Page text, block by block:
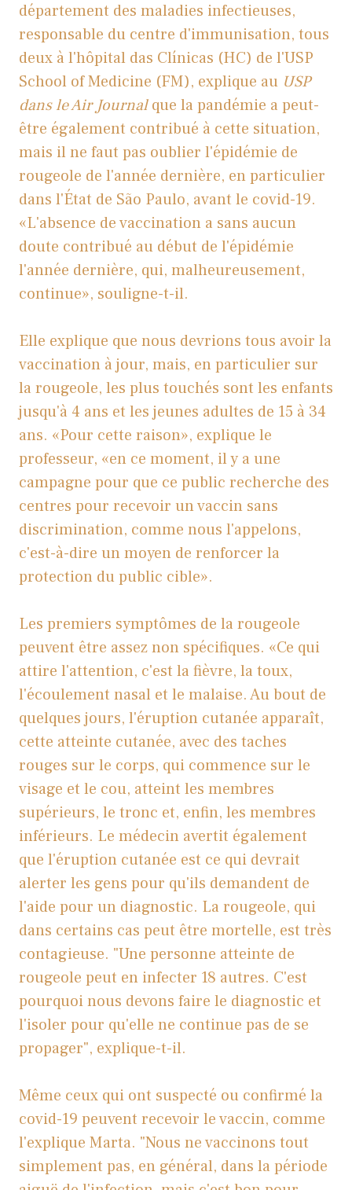
département des maladies infectieuses,
responsable du centre d'immunisation, tous
deux à l'hôpital das Clínicas (HC) de l'USP
School of Medicine (FM), explique au USP
dans le Air Journalque la pandémie a peut-
être également contribué à cette situation,
mais il ne faut pas oublier l'épidémie de
rougeole de l'année dernière, en particulier
dans l'État de São Paulo, avant le covid-19.
«L'absence de vaccination a sans aucun
doute contribué au début de l'épidémie
l'année dernière, qui, malheureusement,
continue», souligne-t-il.
Elle explique que nous devrions tous avoir la
vaccination à jour, mais, en particulier sur
la rougeole, les plus touchés sont les enfants
jusqu'à 4 ans et les jeunes adultes de 15 à 34
ans. «Pour cette raison», explique le
professeur, «en ce moment, il y a une
campagne pour que ce public recherche des
centres pour recevoir un vaccin sans
discrimination, comme nous l'appelons,
c'est-à-dire un moyen de renforcer la
protection du public cible».
Les premiers symptômes de la rougeole
peuvent être assez non spécifiques. «Ce qui
attire l'attention, c'est la fièvre, la toux,
l'écoulement nasal et le malaise. Au bout de
quelques jours, l'éruption cutanée apparaît,
cette atteinte cutanée, avec des taches
rouges sur le corps, qui commence sur le
visage et le cou, atteint les membres
supérieurs, le tronc et, enfin, les membres
inférieurs. Le médecin avertit également
que l'éruption cutanée est ce qui devrait
alerter les gens pour qu'ils demandent de
l'aide pour un diagnostic. La rougeole, qui
dans certains cas peut être mortelle, est très
contagieuse. "Une personne atteinte de
rougeole peut en infecter 18 autres. C'est
pourquoi nous devons faire le diagnostic et
l'isoler pour qu'elle ne continue pas de se
propager", explique-t-il.
Même ceux qui ont suspecté ou confirmé la
covid-19 peuvent recevoir le vaccin, comme
l'explique Marta. "Nous ne vaccinons tout
simplement pas, en général, dans la période